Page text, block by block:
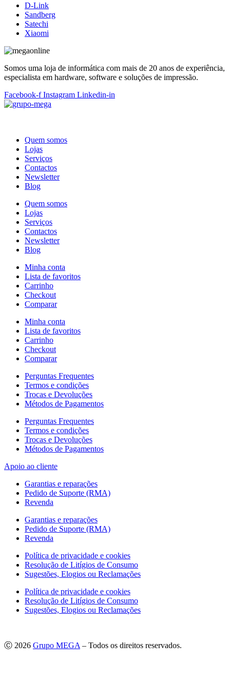
D-Link
Sandberg
Satechi
Xiaomi
Somos uma loja de informática com mais de 20 anos de experiência,
especialista em hardware, software e soluções de impressão.
Facebook-f Instagram Linkedin-in
Quem somos
Lojas
Serviços
Contactos
Newsletter
Blog
Quem somos
Lojas
Serviços
Contactos
Newsletter
Blog
Minha conta
Lista de favoritos
Carrinho
Checkout
Comparar
Minha conta
Lista de favoritos
Carrinho
Checkout
Comparar
Perguntas Frequentes
Termos e condições
Trocas e Devoluções
Métodos de Pagamentos
Perguntas Frequentes
Termos e condições
Trocas e Devoluções
Métodos de Pagamentos
Apoio ao cliente
Garantias e reparações
Pedido de Suporte (RMA)
Revenda
Garantias e reparações
Pedido de Suporte (RMA)
Revenda
Política de privacidade e cookies
Resolução de Litígios de Consumo
Sugestões, Elogios ou Reclamações
Política de privacidade e cookies
Resolução de Litígios de Consumo
Sugestões, Elogios ou Reclamações
Ⓒ 2026 Grupo MEGA – Todos os direitos reservados.